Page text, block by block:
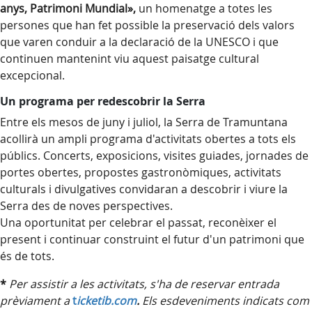
anys, Patrimoni Mundial», un homenatge a totes les
persones que han fet possible la preservació dels valors
que varen conduir a la declaració de la UNESCO i que
continuen mantenint viu aquest paisatge cultural
excepcional.
Un programa per redescobrir la Serra
Entre els mesos de juny i juliol, la Serra de Tramuntana
acollirà un ampli programa d'activitats obertes a tots els
públics. Concerts, exposicions, visites guiades, jornades de
portes obertes, propostes gastronòmiques, activitats
culturals i divulgatives convidaran a descobrir i viure la
Serra des de noves perspectives.
Una oportunitat per celebrar el passat, reconèixer el
present i continuar construint el futur d'un patrimoni que
és de tots.
* Per assistir a les activitats, s'ha de reservar entrada
prèviament aticketib.com. Els esdeveniments indicats com